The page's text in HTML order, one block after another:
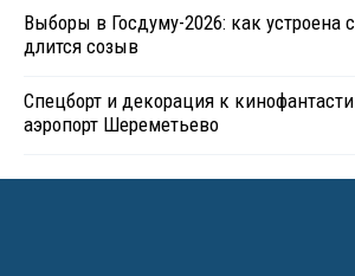
Выборы в Госдуму-2026: как устроена
длится созыв
Спецборт и декорация к
аэропорт Шереметьево